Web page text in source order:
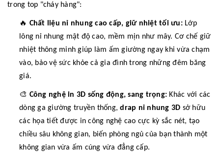
trong top "cháy hàng":
🔥 Chất liệu nỉ nhung cao cấp, giữ nhiệt tối ưu:Lớp
lông nỉ nhung mật độ cao, mềm mịn như mây. Cơ chế giữ
nhiệt thông minh giúp làm ấm giường ngay khi vừa chạm
vào, bảo vệ sức khỏe cả gia đình trong những đêm băng
giá.
🎨 Công nghệ in 3D sống động, sang trọng: Khác với các
dòng ga giường truyền thống,drap nỉ nhung 3D sở hữu
các họa tiết được in công nghệ cao cực kỳ sắc nét, tạo
chiều sâu không gian, biến phòng ngủ của bạn thành một
không gian vừa ấm cúng vừa đẳng cấp.